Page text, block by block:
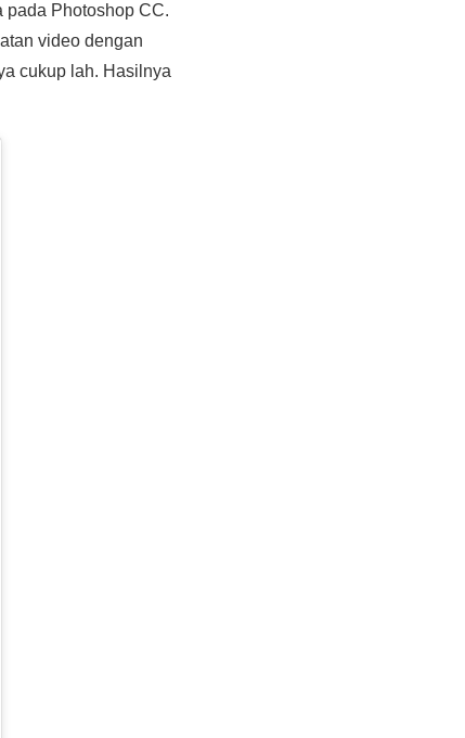
pada Photoshop CC.
video dengan
cukup lah. Hasilnya